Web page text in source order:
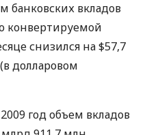
банковских вкладов
конвертируемой
снизился на $57,7
долларовом
год объем вкладов